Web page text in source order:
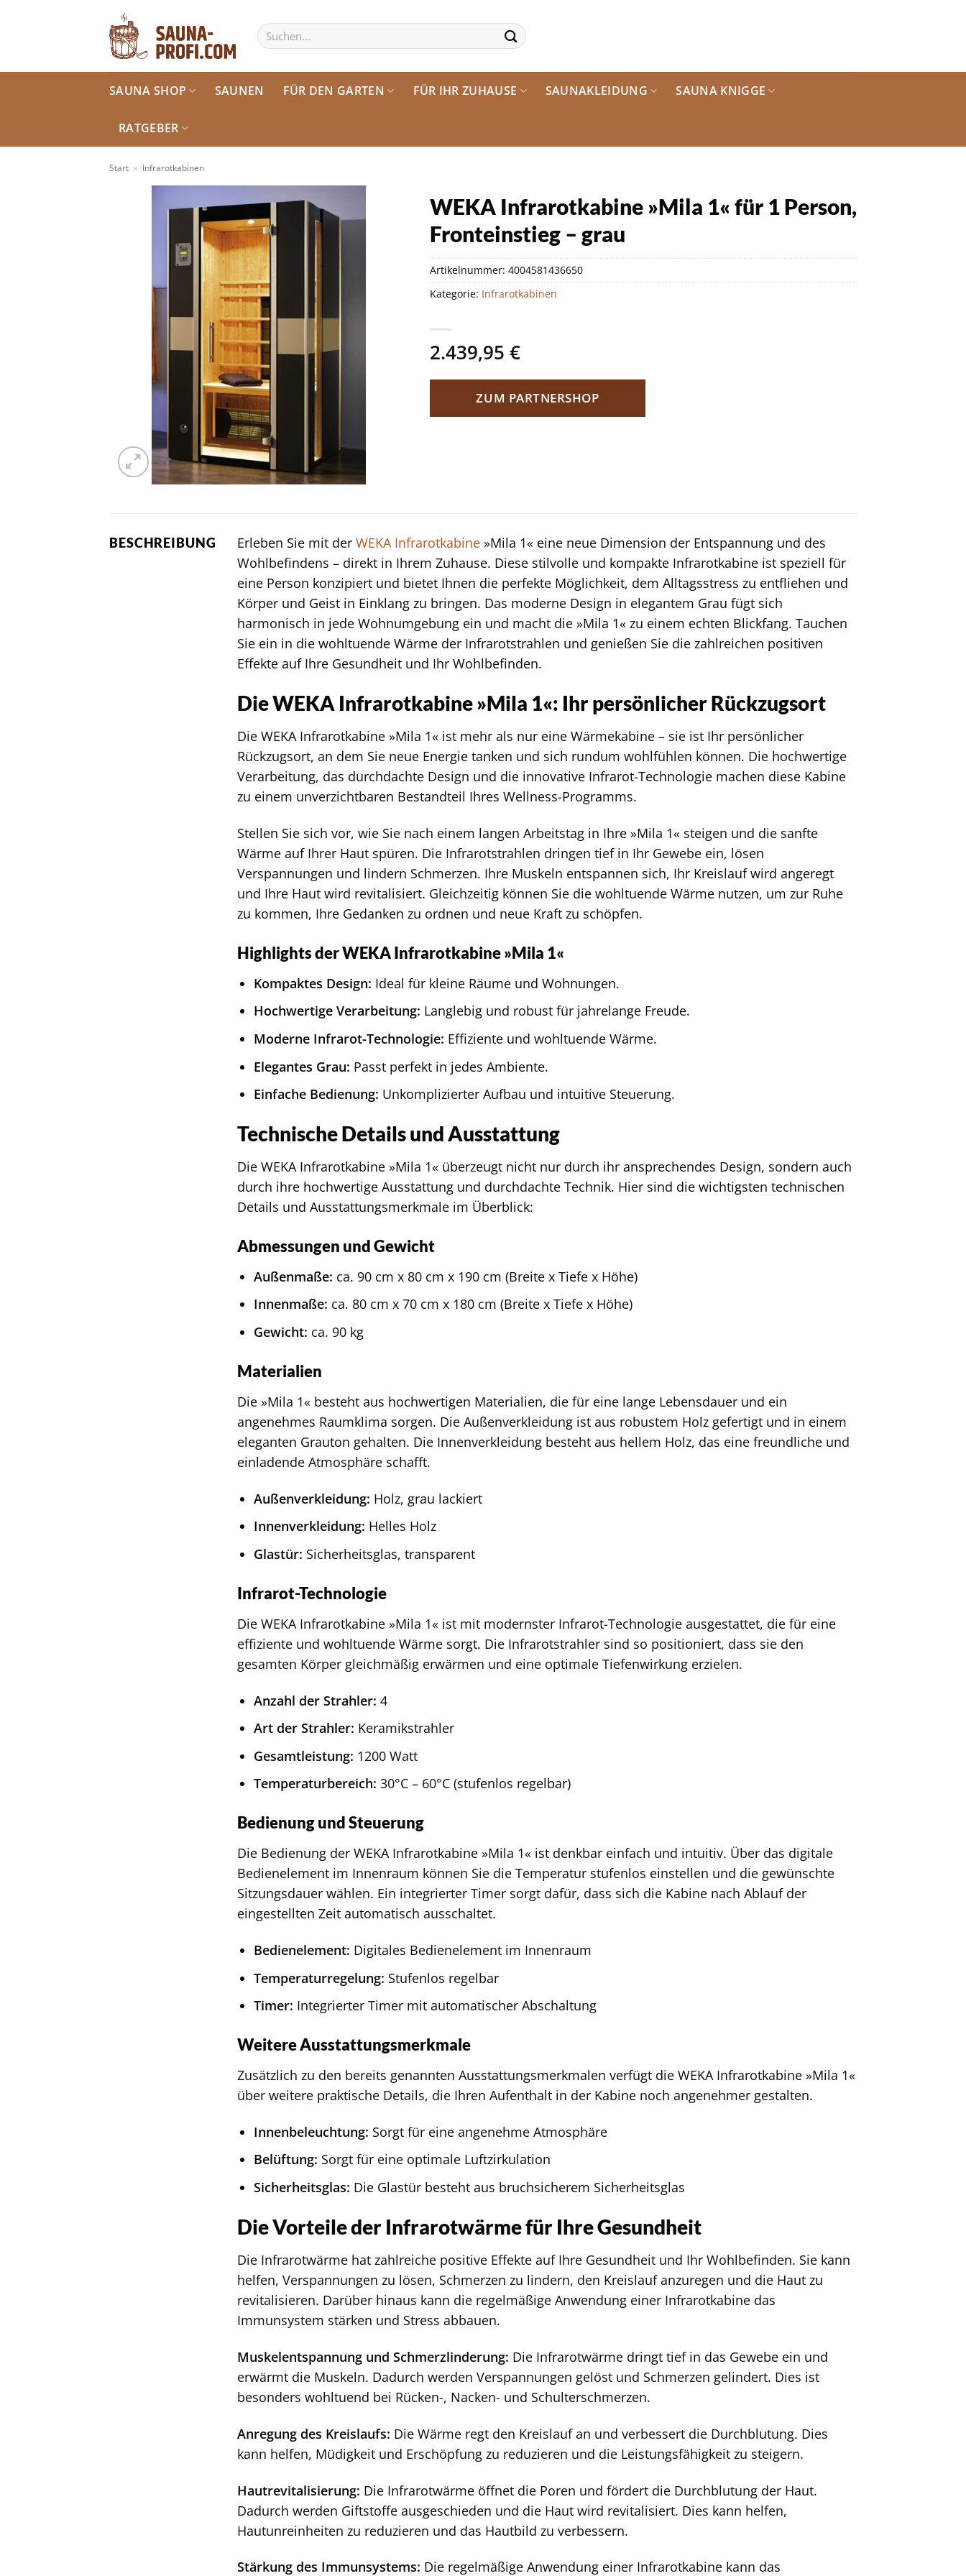
Suchen
nach:
SAUNA SHOP SAUNEN FÜR DEN GARTEN FÜR IHR ZUHAUSE SAUNAKLEIDUNG SAUNA KNIGGE
RATGEBER
Start » Infrarotkabinen
WEKA Infrarotkabine »Mila 1« für 1 Person,
Fronteinstieg – grau
2.439,95 €
ZUM PARTNERSHOP
Artikelnummer: 4004581436650
Kategorie: Infrarotkabinen
BESCHREIBUNG Erleben Sie mit derWEKA Infrarotkabine »Mila 1« eine neue Dimension der Entspannung und des
Wohlbefindens – direkt in Ihrem Zuhause. Diese stilvolle und kompakte Infrarotkabine ist speziell für
eine Person konzipiert und bietet Ihnen die perfekte Möglichkeit, dem Alltagsstress zu entfliehen und
Körper und Geist in Einklang zu bringen. Das moderne Design in elegantem Grau fügt sich
harmonisch in jede Wohnumgebung ein und macht die »Mila 1« zu einem echten Blickfang. Tauchen
Sie ein in die wohltuende Wärme der Infrarotstrahlen und genießen Sie die zahlreichen positiven
Effekte auf Ihre Gesundheit und Ihr Wohlbefinden.
Die WEKA Infrarotkabine »Mila 1«: Ihr persönlicher Rückzugsort
Die WEKA Infrarotkabine »Mila 1« ist mehr als nur eine Wärmekabine – sie ist Ihr persönlicher
Rückzugsort, an dem Sie neue Energie tanken und sich rundum wohlfühlen können. Die hochwertige
Verarbeitung, das durchdachte Design und die innovative Infrarot-Technologie machen diese Kabine
zu einem unverzichtbaren Bestandteil Ihres Wellness-Programms.
Stellen Sie sich vor, wie Sie nach einem langen Arbeitstag in Ihre »Mila 1« steigen und die sanfte
Wärme auf Ihrer Haut spüren. Die Infrarotstrahlen dringen tief in Ihr Gewebe ein, lösen
Verspannungen und lindern Schmerzen. Ihre Muskeln entspannen sich, Ihr Kreislauf wird angeregt
und Ihre Haut wird revitalisiert. Gleichzeitig können Sie die wohltuende Wärme nutzen, um zur Ruhe
zu kommen, Ihre Gedanken zu ordnen und neue Kraft zu schöpfen.
Highlights der WEKA Infrarotkabine »Mila 1«
Kompaktes Design: Ideal für kleine Räume und Wohnungen.
Hochwertige Verarbeitung: Langlebig und robust für jahrelange Freude.
Moderne Infrarot-Technologie: Effiziente und wohltuende Wärme.
Elegantes Grau: Passt perfekt in jedes Ambiente.
Einfache Bedienung: Unkomplizierter Aufbau und intuitive Steuerung.
Technische Details und Ausstattung
Die WEKA Infrarotkabine »Mila 1« überzeugt nicht nur durch ihr ansprechendes Design, sondern auch
durch ihre hochwertige Ausstattung und durchdachte Technik. Hier sind die wichtigsten technischen
Details und Ausstattungsmerkmale im Überblick:
Abmessungen und Gewicht
Außenmaße: ca. 90 cm x 80 cm x 190 cm (Breite x Tiefe x Höhe)
Innenmaße: ca. 80 cm x 70 cm x 180 cm (Breite x Tiefe x Höhe)
Gewicht: ca. 90 kg
Materialien
Die »Mila 1« besteht aus hochwertigen Materialien, die für eine lange Lebensdauer und ein
angenehmes Raumklima sorgen. Die Außenverkleidung ist aus robustem Holz gefertigt und in einem
eleganten Grauton gehalten. Die Innenverkleidung besteht aus hellem Holz, das eine freundliche und
einladende Atmosphäre schafft.
Außenverkleidung: Holz, grau lackiert
Innenverkleidung: Helles Holz
Glastür: Sicherheitsglas, transparent
Infrarot-Technologie
Die WEKA Infrarotkabine »Mila 1« ist mit modernster Infrarot-Technologie ausgestattet, die für eine
effiziente und wohltuende Wärme sorgt. Die Infrarotstrahler sind so positioniert, dass sie den
gesamten Körper gleichmäßig erwärmen und eine optimale Tiefenwirkung erzielen.
Anzahl der Strahler: 4
Art der Strahler: Keramikstrahler
Gesamtleistung: 1200 Watt
Temperaturbereich: 30°C – 60°C (stufenlos regelbar)
Bedienung und Steuerung
Die Bedienung der WEKA Infrarotkabine »Mila 1« ist denkbar einfach und intuitiv. Über das digitale
Bedienelement im Innenraum können Sie die Temperatur stufenlos einstellen und die gewünschte
Sitzungsdauer wählen. Ein integrierter Timer sorgt dafür, dass sich die Kabine nach Ablauf der
eingestellten Zeit automatisch ausschaltet.
Bedienelement: Digitales Bedienelement im Innenraum
Temperaturregelung: Stufenlos regelbar
Timer: Integrierter Timer mit automatischer Abschaltung
Weitere Ausstattungsmerkmale
Zusätzlich zu den bereits genannten Ausstattungsmerkmalen verfügt die WEKA Infrarotkabine »Mila 1«
über weitere praktische Details, die Ihren Aufenthalt in der Kabine noch angenehmer gestalten.
Innenbeleuchtung: Sorgt für eine angenehme Atmosphäre
Belüftung: Sorgt für eine optimale Luftzirkulation
Sicherheitsglas: Die Glastür besteht aus bruchsicherem Sicherheitsglas
Die Vorteile der Infrarotwärme für Ihre Gesundheit
Die Infrarotwärme hat zahlreiche positive Effekte auf Ihre Gesundheit und Ihr Wohlbefinden. Sie kann
helfen, Verspannungen zu lösen, Schmerzen zu lindern, den Kreislauf anzuregen und die Haut zu
revitalisieren. Darüber hinaus kann die regelmäßige Anwendung einer Infrarotkabine das
Immunsystem stärken und Stress abbauen.
Muskelentspannung und Schmerzlinderung: Die Infrarotwärme dringt tief in das Gewebe ein und
erwärmt die Muskeln. Dadurch werden Verspannungen gelöst und Schmerzen gelindert. Dies ist
besonders wohltuend bei Rücken-, Nacken- und Schulterschmerzen.
Anregung des Kreislaufs: Die Wärme regt den Kreislauf an und verbessert die Durchblutung. Dies
kann helfen, Müdigkeit und Erschöpfung zu reduzieren und die Leistungsfähigkeit zu steigern.
Hautrevitalisierung: Die Infrarotwärme öffnet die Poren und fördert die Durchblutung der Haut.
Dadurch werden Giftstoffe ausgeschieden und die Haut wird revitalisiert. Dies kann helfen,
Hautunreinheiten zu reduzieren und das Hautbild zu verbessern.
Stärkung des Immunsystems: Die regelmäßige Anwendung einer Infrarotkabine kann das